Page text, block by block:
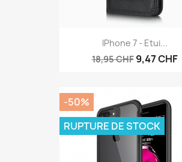
IPhone 7 - Etui...
18,95 CHF 9,47 CHF
-50%
RUPTURE DE STOCK